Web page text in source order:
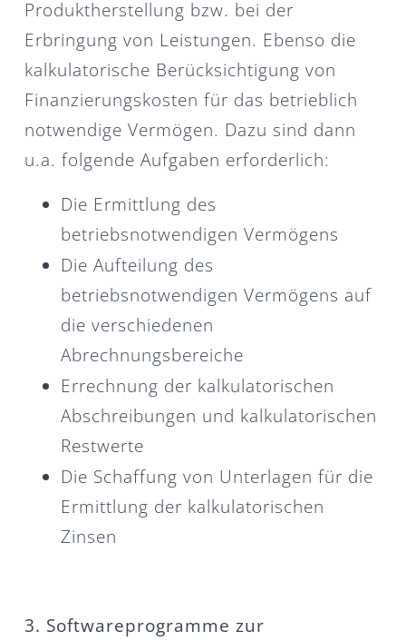
Produktherstellung bzw. bei der
Erbringung von Leistungen. Ebenso die
kalkulatorische Berücksichtigung von
Finanzierungskosten für das betrieblich
notwendige Vermögen. Dazu sind dann
u.a. folgende Aufgaben erforderlich:
Die Ermittlung des
betriebsnotwendigen Vermögens
Die Aufteilung des
betriebsnotwendigen Vermögens auf
die verschiedenen
Abrechnungsbereiche
Errechnung der kalkulatorischen
Abschreibungen und kalkulatorischen
Restwerte
Die Schaffung von Unterlagen für die
Ermittlung der kalkulatorischen
Zinsen
3. Softwareprogramme zur